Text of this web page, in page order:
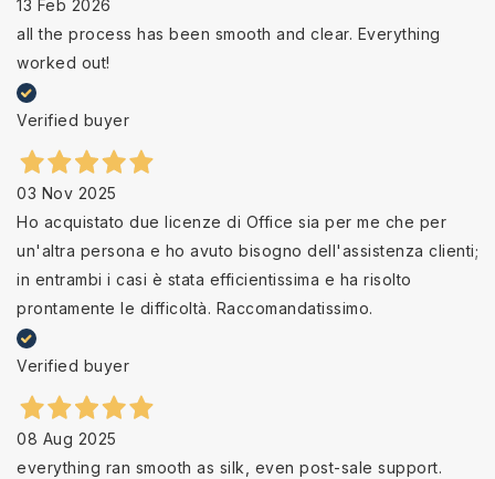
13 Feb 2026
all the process has been smooth and clear. Everything
worked out!
Verified buyer
03 Nov 2025
Ho acquistato due licenze di Office sia per me che per
un'altra persona e ho avuto bisogno dell'assistenza clienti;
in entrambi i casi è stata efficientissima e ha risolto
prontamente le difficoltà. Raccomandatissimo.
Verified buyer
08 Aug 2025
everything ran smooth as silk, even post-sale support.